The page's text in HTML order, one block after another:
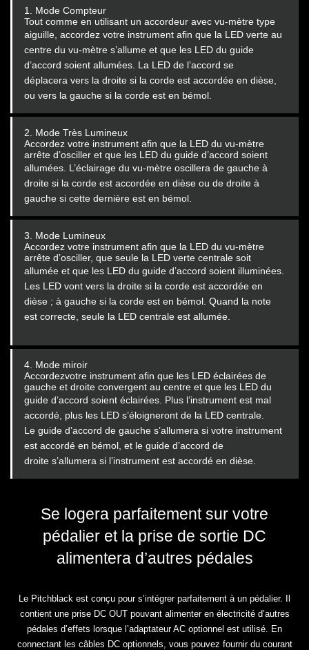
1. Mode Compteur
Tout comme en utilisant un accordeur avec vu-mètre type
aiguille, accordez votre instrument afin que la LED verte au
centre du vu-mètre s’allume et que les LED du guide
d’accord soient allumées. La LED de l’accord se
déplacera vers la droite si la corde est accordée en dièse,
ou vers la gauche si la corde est en bémol.
2. Mode Très Lumineux
Accordez votre instrument afin que la LED du vu-mètre
arrête d’osciller et que les LED du guide d’accord soient
allumées. L’éclairage du vu-mètre oscillera de gauche à
droite si la corde est accordée en dièse ou de droite à
gauche si cette dernière est en bémol.
3. Mode Lumineux
Accordez votre instrument afin que la LED du vu-mètre
arrête d’osciller, que seule la LED verte centrale soit
allumée et que les LED du guide d’accord soient illuminées.
Les LED vont vers la droite si la corde est accordée en
dièse ; à gauche si la corde est en bémol. Quand la note
est correcte, seule la LED centrale est allumée.
4. Mode miroir
Accordezvotre instrument afin que les LED éclairées de
gauche et droite convergent au centre et que les LED du
guide d’accord soient éclairées. Plus l’instrument est mal
accordé, plus les LED s’éloigneront de la LED centrale.
Le guide d’accord de gauche s’allumera si votre instrument
est accordé en bémol, et le guide d’accord de
droite s’allumera si l’instrument est accordé en dièse.
Se logera parfaitement sur votre
pédalier et la prise de sortie DC
alimentera d’autres pédales
Le Pitchblack est conçu pour s’intégrer parfaitement à un pédalier. Il
contient une prise DC OUT pouvant alimenter en électricité d’autres
pédales d’effets lorsque l’adaptateur AC optionnel est utilisé. En
connectant les câbles DC optionnels, vous pouvez fournir du courant